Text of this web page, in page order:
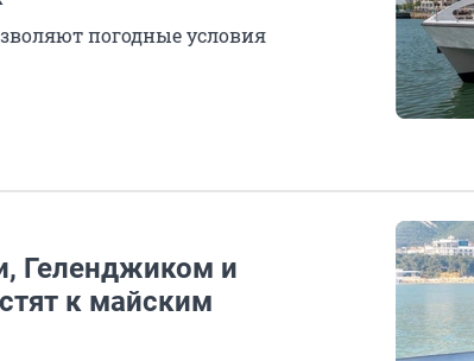
погодные условия
Геленджиком и
к майским